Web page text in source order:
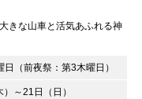
きな山車と活気あふれる神
（前夜祭：第3木曜日）
～21日（日）